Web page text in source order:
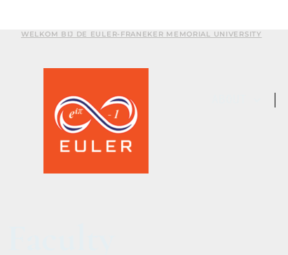
WELKOM BIJ DE EULER-FRANEKER MEMORIAL UNIVERSITY